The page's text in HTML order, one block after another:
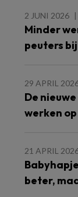
2 JUNI 2026
Minder
peuters
29 APRIL
De
werken
21 APRIL
beter,